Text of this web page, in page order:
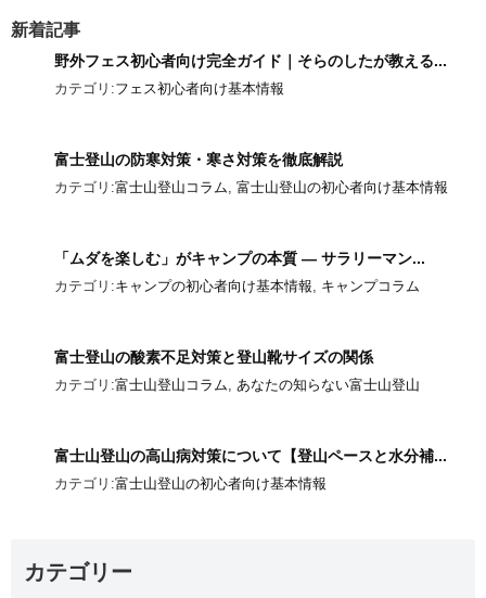
新着記事
野外フェス初心者向け完全ガイド｜そらのしたが教える...
カテゴリ:フェス初心者向け基本情報
富士登山の防寒対策・寒さ対策を徹底解説
カテゴリ:富士山登山コラム, 富士山登山の初心者向け基本情報
「ムダを楽しむ」がキャンプの本質 ― サラリーマン...
カテゴリ:キャンプの初心者向け基本情報, キャンプコラム
富士登山の酸素不足対策と登山靴サイズの関係
カテゴリ:富士山登山コラム, あなたの知らない富士山登山
富士山登山の高山病対策について【登山ペースと水分補...
カテゴリ:富士山登山の初心者向け基本情報
カテゴリー